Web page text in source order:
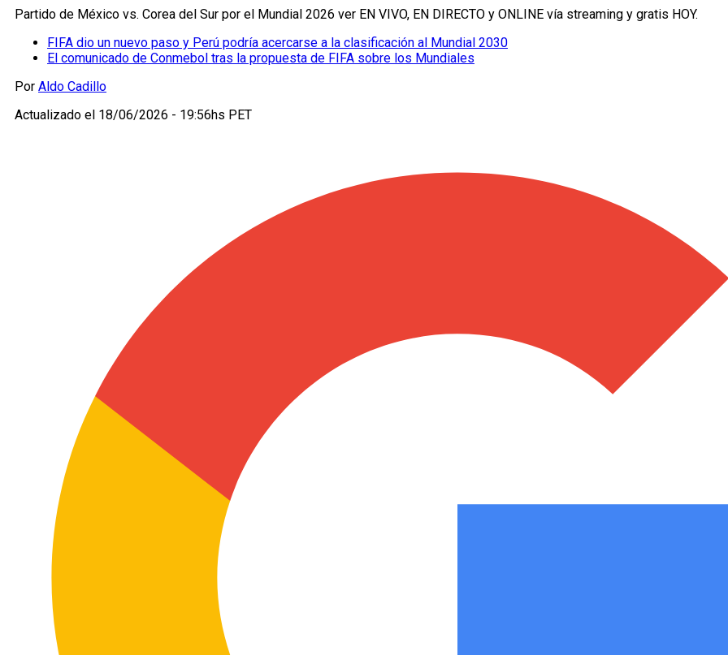
Partido de México vs. Corea del Sur por el Mundial 2026 ver EN VIVO, EN DIRECTO y ONLINE vía streaming y gratis HOY.
FIFA dio un nuevo paso y Perú podría acercarse a la clasificación al Mundial 2030
El comunicado de Conmebol tras la propuesta de FIFA sobre los Mundiales
Por Aldo Cadillo
Actualizado el 18/06/2026 - 19:56hs PET